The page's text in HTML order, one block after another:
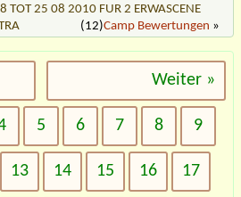
25 08 2010 FUR 2 ERWASCENE
(12)Camp Bewertungen »
Weiter »
5 6 7 8 9
13 14 15 16 17